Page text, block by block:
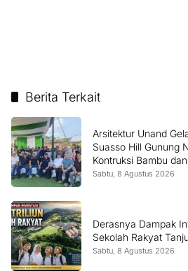
Berita Terkait
Arsitektur Unand
Suasso Hill Gunung
Kontruksi Bambu
Sabtu, 8 Agustus 2026
Derasnya Dampak
Sekolah Rakyat
Sabtu, 8 Agustus 2026